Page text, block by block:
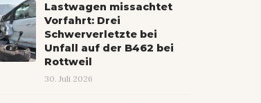
Lastwagen missachtet
Vorfahrt: Drei
Schwerverletzte bei
Unfall auf der B462 bei
Rottweil
30. Juli 2026